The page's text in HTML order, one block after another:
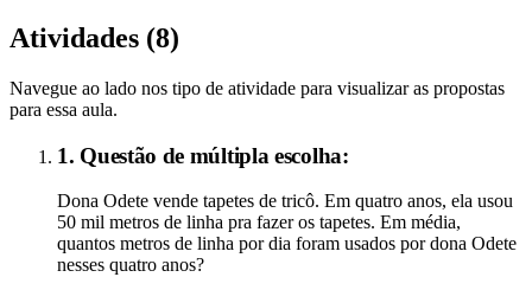
Atividades (8)
Navegue ao lado nos tipo de atividade para visualizar as propostas
para essa aula.
1. Questão de múltipla escolha:
Dona Odete vende tapetes de tricô. Em quatro anos, ela usou
50 mil metros de linha pra fazer os tapetes. Em média,
quantos metros de linha por dia foram usados por dona Odete
nesses quatro anos?